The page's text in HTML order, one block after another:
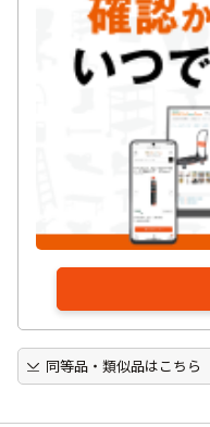
同等品・類似品はこちら